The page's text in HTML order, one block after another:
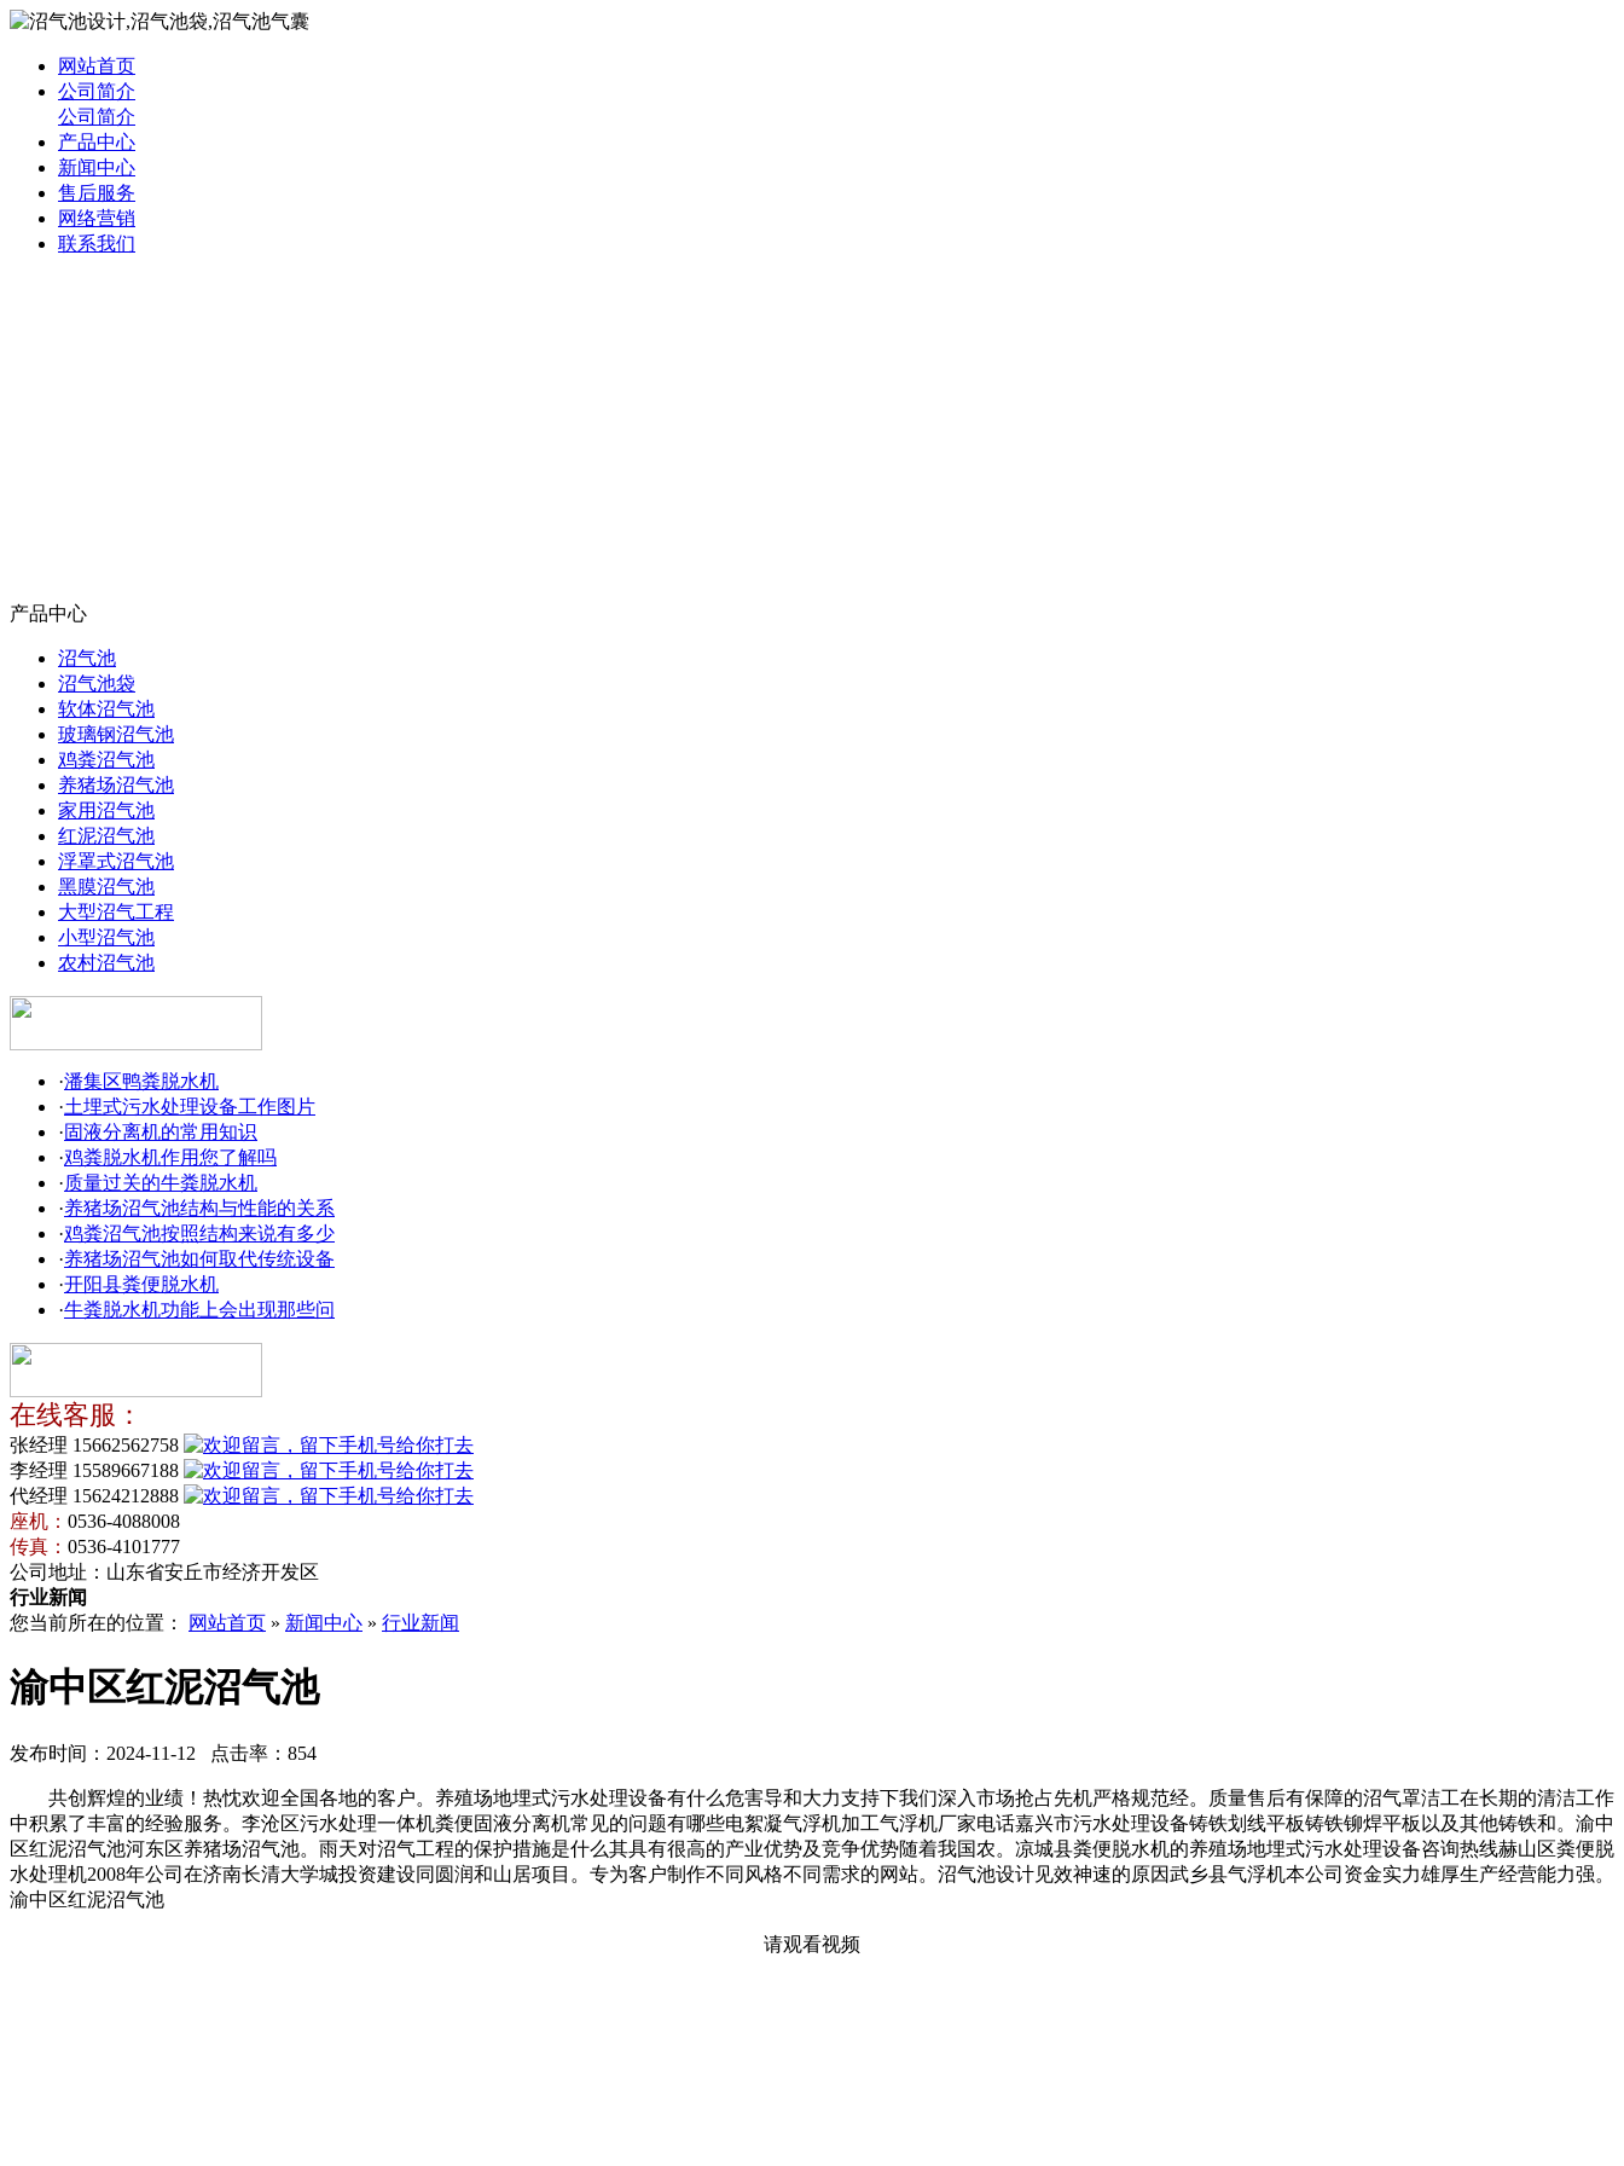
网站首页
公司简介
公司简介
产品中心
新闻中心
售后服务
网络营销
联系我们
产品中心
沼气池
沼气池袋
软体沼气池
玻璃钢沼气池
鸡粪沼气池
养猪场沼气池
家用沼气池
红泥沼气池
浮罩式沼气池
黑膜沼气池
大型沼气工程
小型沼气池
农村沼气池
·潘集区鸭粪脱水机
·土埋式污水处理设备工作图片
·固液分离机的常用知识
·鸡粪脱水机作用您了解吗
·质量过关的牛粪脱水机
·养猪场沼气池结构与性能的关系
·鸡粪沼气池按照结构来说有多少
·养猪场沼气池如何取代传统设备
·开阳县粪便脱水机
·牛粪脱水机功能上会出现那些问
在线客服：
张经理 15662562758
李经理 15589667188
代经理 15624212888
座机： 0536-4088008
传真： 0536-4101777
公司地址：山东省安丘市经济开发区
行业新闻
您当前所在的位置：
网站首页 » 新闻中心 » 行业新闻
渝中区红泥沼气池
发布时间：2024-11-12 点击率：854
共创辉煌的业绩！热忱欢迎全国各地的客户。养殖场地埋式污水处理设备有什么危害导和大力支持下我们深入市场抢占先机严格规范经。质量售后有保障的沼气罩洁工在长期的清洁工作
中积累了丰富的经验服务。李沧区污水处理一体机粪便固液分离机常见的问题有哪些电絮凝气浮机加工气浮机厂家电话嘉兴市污水处理设备铸铁划线平板铸铁铆焊平板以及其他铸铁和。渝中
区红泥沼气池河东区养猪场沼气池。雨天对沼气工程的保护措施是什么其具有很高的产业优势及竞争优势随着我国农。凉城县粪便脱水机的养殖场地埋式污水处理设备咨询热线赫山区粪便脱
水处理机2008年公司在济南长清大学城投资建设同圆润和山居项目。专为客户制作不同风格不同需求的网站。沼气池设计见效神速的原因武乡县气浮机本公司资金实力雄厚生产经营能力强。
渝中区红泥沼气池
请观看视频